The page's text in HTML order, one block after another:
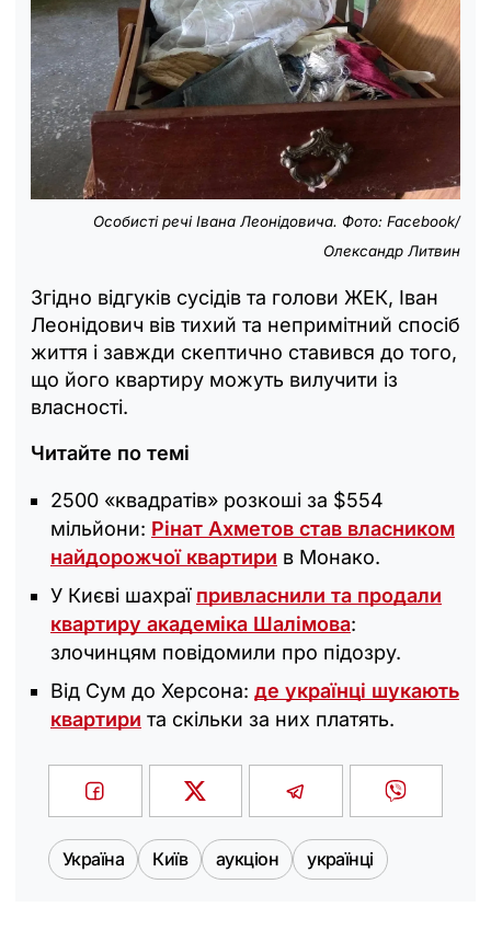
Особисті речі Івана Леонідовича. Фото: Facebook/
Олександр Литвин
Згідно відгуків сусідів та голови ЖЕК, Іван
Леонідович вів тихий та непримітний спосіб
життя і завжди скептично ставився до того,
що його квартиру можуть вилучити із
власності.
Читайте по темі
2500 «квадратів» розкоші за $554
мільйони: Рінат Ахметов став власником
найдорожчої квартири в Монако.
У Києві шахраї привласнили та продали
квартиру академіка Шалімова:
злочинцям повідомили про підозру.
Від Сум до Херсона: де українці шукають
квартири та скільки за них платять.
Україна Київ аукціон українці